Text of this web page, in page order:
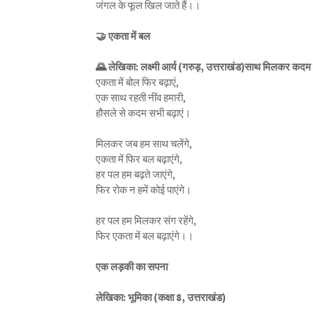
जंगल के फूल खिल जाते हैं।।
🤝 एकता में बल
🌄 लेखिका: लक्ष्मी आर्य (गरुड़, उत्तराखंड)साथ मिलकर कदम
एकता में बोल फिर बढ़ाएं,
एक साथ रहती नींव हमारी,
हौसले से कदम सभी बढ़ाएं।
मिलकर जब हम साथ चलेंगे,
एकता में फिर बल बढ़ाएंगे,
हर पल हम बढ़ते जाएंगे,
फिर रोक न हमें कोई पाएंगे।
हर पल हम मिलकर संग रहेंगे,
फिर एकता में बल बढ़ाएंगे।।
एक लड़की का सपना
लेखिका: भूमिका (कक्षा 8, उत्तराखंड)